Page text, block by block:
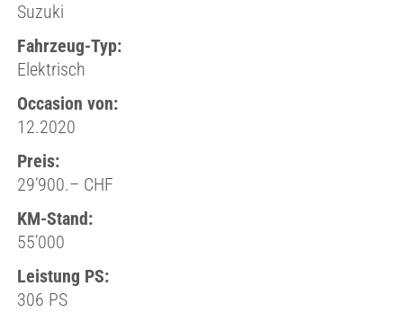
Suzuki
Fahrzeug-Typ:
Elektrisch
Occasion von:
12.2020
Preis:
29’900.– CHF
KM-Stand:
55’000
Leistung PS:
306 PS